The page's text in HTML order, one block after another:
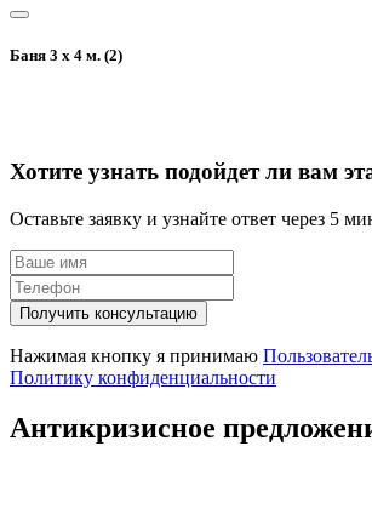
Баня 3 х 4 м. (2)
Хотите узнать подойдет ли вам
Оставьте заявку и узнайте ответ через 5
Получить консультацию
Нажимая кнопку я принимаю
Политику конфиденциальности
Антикризисное